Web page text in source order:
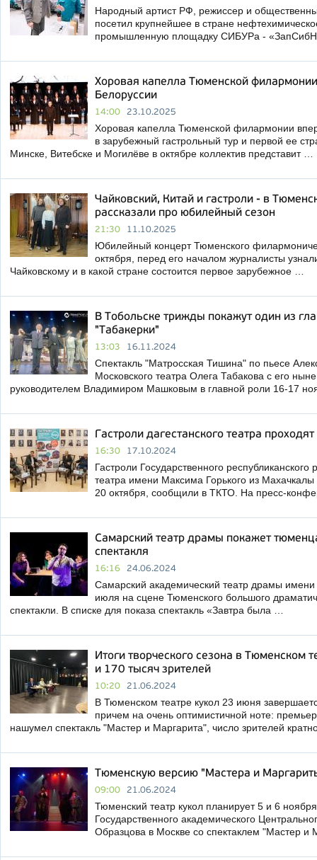
Народный артист РФ, режиссер и
посетил крупнейшее в стране
промышленную площадку СИБУРа -
Хоровая капелла Тюменской
Белоруссии
14:00 23.10.2025
Хоровая капелла Тюменской филармонии
в зарубежный гастрольный тур и первой ее
Минске, Витебске и Могилёве в октябре коллектив представит …
Чайковский, Китай и гастроли - в
рассказали про юбилейный сезон
21:30 11.10.2025
Юбилейный концерт Тюменского
октября, перед его началом журналисты
Чайковскому и в какой стране состоится первое зарубежное …
В Тобольске трижды покажут один из
"Табакерки"
13:03 16.11.2024
Спектакль "Матросская Тишина" по пьесе
Московского театра Олега Табакова с его
руководителем Владимиром Машковым в главной роли 16-17
Гастроли дагестанского театра
16:30 17.10.2024
Гастроли Государственного республиканского
театра имени Максима Горького из
20 октября, сообщили в ТКТО. На пресс-
Самарский театр драмы покажет
спектакля
16:16 24.06.2024
Самарский академический театр драмы
июля на сцене Тюменского большого
спектакли. В списке для показа спектакль «Завтра была …
Итоги творческого сезона в Тюменском
и 170 тысяч зрителей
10:20 21.06.2024
В Тюменском театре кукол 23 июня
причем на очень оптимистичной ноте:
нашумел спектакль "Мастер и Маргарита", число зрителей
Тюменскую версию "Мастера и
09:00 21.06.2024
Тюменский театр кукол планирует 5 и 6
Государственного академического
Образцова в Москве со спектаклем "Мастер и